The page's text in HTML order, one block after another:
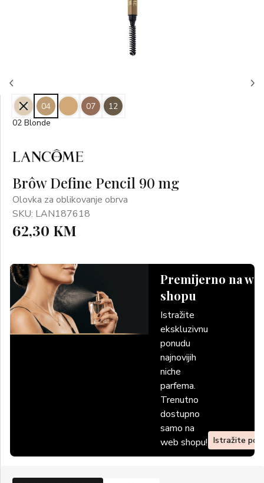
Brôw Define Pencil 90 mg
Olovka za oblikovanje obrva
SKU: LAN187618
62,30 KM
Premijerno na
shopu
Istražite
ekskluzivnu
ponudu
najnovijih
niche
parfema.
Trenutno
dostupno
samo na
web shopu! Istražite
02 04 07
12
02 Blonde